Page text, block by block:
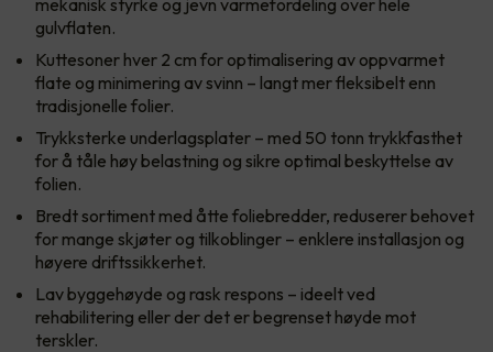
gulvflaten.
Kuttesoner hver 2 cm for optimalisering av oppvarmet
flate og minimering av svinn – langt mer fleksibelt enn
tradisjonelle folier.
Trykksterke underlagsplater – med 50 tonn trykkfasthet
for å tåle høy belastning og sikre optimal beskyttelse av
folien.
Bredt sortiment med åtte foliebredder, reduserer behovet
for mange skjøter og tilkoblinger – enklere installasjon og
høyere driftssikkerhet.
Lav byggehøyde og rask respons – ideelt ved
rehabilitering eller der det er begrenset høyde mot
terskler.